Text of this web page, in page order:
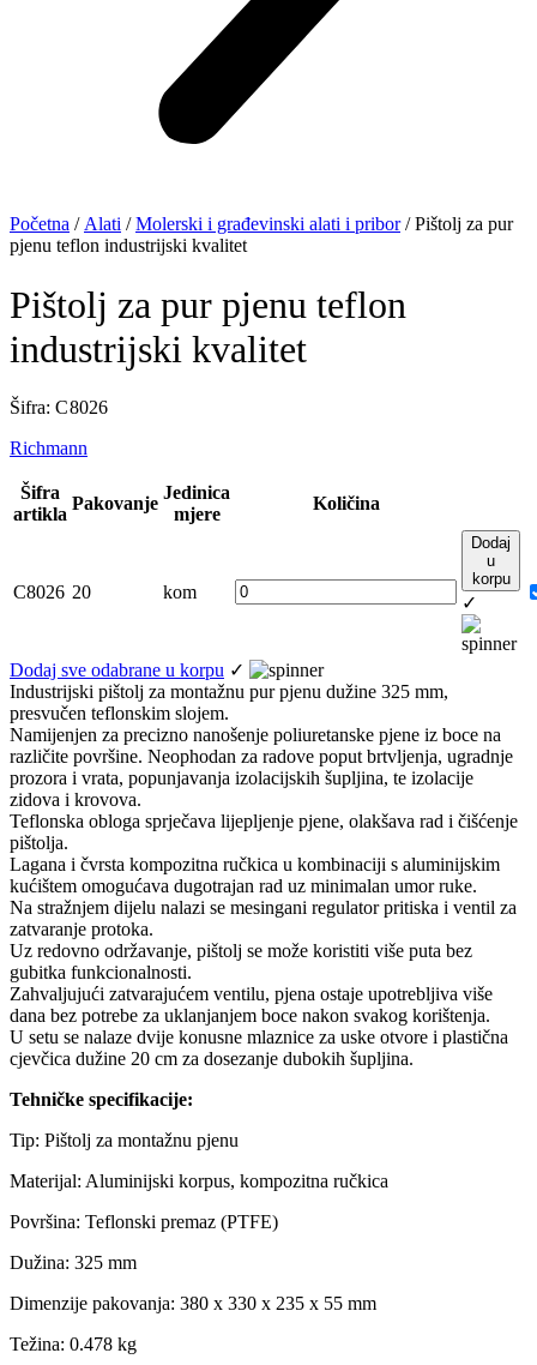
Početna / Alati /Molerski i građevinski alati i pribor/ Pištolj za pur
pjenu teflon industrijski kvalitet
Pištolj za pur pjenu teflon
industrijski kvalitet
Šifra: C 8026
Richmann
Šifra
artikla
Pakovanje
Jedinica
mjere
Količina
C8026 20 kom
Dodaj
u
korpu
✓
Dodaj sve odabrane u korpu ✓
Industrijski pištolj za montažnu pur pjenu dužine 325 mm,
presvučen teflonskim slojem.
Namijenjen za precizno nanošenje poliuretanske pjene iz boce na
različite površine. Neophodan za radove poput brtvljenja, ugradnje
prozora i vrata, popunjavanja izolacijskih šupljina, te izolacije
zidova i krovova.
Teflonska obloga sprječava lijepljenje pjene, olakšava rad i čišćenje
pištolja.
Lagana i čvrsta kompozitna ručkica u kombinaciji s aluminijskim
kućištem omogućava dugotrajan rad uz minimalan umor ruke.
Na stražnjem dijelu nalazi se mesingani regulator pritiska i ventil za
zatvaranje protoka.
Uz redovno održavanje, pištolj se može koristiti više puta bez
gubitka funkcionalnosti.
Zahvaljujući zatvarajućem ventilu, pjena ostaje upotrebljiva više
dana bez potrebe za uklanjanjem boce nakon svakog korištenja.
U setu se nalaze dvije konusne mlaznice za uske otvore i plastična
cjevčica dužine 20 cm za dosezanje dubokih šupljina.
Tehničke specifikacije:
Tip: Pištolj za montažnu pjenu
Materijal: Aluminijski korpus, kompozitna ručkica
Površina: Teflonski premaz (PTFE)
Dužina: 325 mm
Dimenzije pakovanja: 380 x 330 x 235 x 55 mm
Težina: 0.478 kg